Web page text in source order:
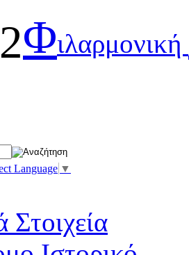
Φιλαρμονική
Language ▼
Στοιχεία